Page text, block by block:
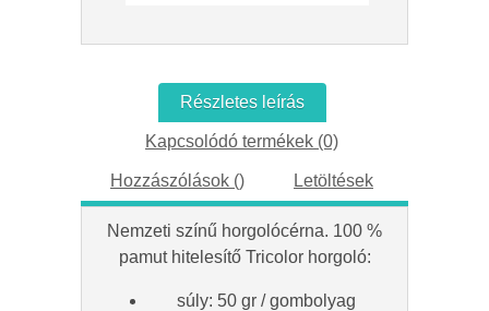
Részletes leírás
Kapcsolódó termékek (0)
Hozzászólások () Letöltések
Nemzeti színű horgolócérna. 100 %
pamut hitelesítő Tricolor horgoló:
súly: 50 gr / gombolyag